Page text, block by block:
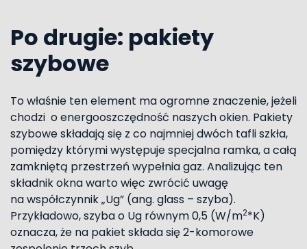
Po drugie: pakiety
szybowe
To właśnie ten element ma ogromne znaczenie, jeżeli
chodzi o energooszczędność naszych okien. Pakiety
szybowe składają się z co najmniej dwóch tafli szkła,
pomiędzy którymi występuje specjalna ramka, a całą
zamkniętą przestrzeń wypełnia gaz. Analizując ten
składnik okna warto więc zwrócić uwagę
na współczynnik „Ug” (ang. glass – szyba).
Przykładowo, szyba o Ug równym 0,5 (W/m2*K)
oznacza, że na pakiet składa się 2-komorowe